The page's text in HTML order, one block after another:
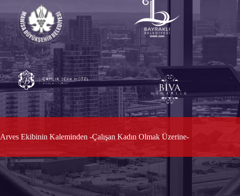
Arves Ekibinin Kaleminden -Çalışan Kadın Olmak Üzerine-